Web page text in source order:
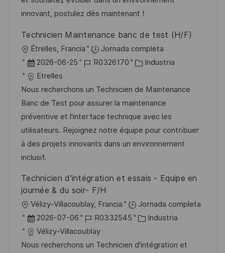
b
i
c
a
c
i
ó
n
o
innovant, postulez dès maintenant !
Technicien Maintenance banc de test (H/F)
U
b
c
a
c
i
ó
n
Étrelles, Francia
Jornada completa
F
e
c
h
a
d
e
p
b
c
a
2026-06-25
I
d
e
e
m
p
o
R0326170
C
t
e
g
o
r
Industria
Etrelles
Nous recherchons un Technicien de Maintenance
Banc de Test pour assurer la maintenance
préventive et l'interface technique avec les
utilisateurs. Rejoignez notre équipe pour contribuer
à des projets innovants dans un environnement
inclusif.
Technicien d'intégration et essais - Equipe en
journée & du soir- F/H
U
b
c
Vélizy-Villacoublay, Francia
Jornada completa
F
e
c
2026-07-06
I
D
d
R0332545
C
t
Industria
Vélizy-Villacoublay
Nous recherchons un Technicien d'intégration et